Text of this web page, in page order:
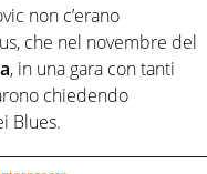
non c’erano
che nel novembre del
, in una gara con tanti
chiedendo
Blues.